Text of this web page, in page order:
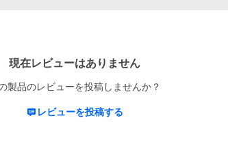
現在レビューはありません
製品のレビューを投稿しませんか？
レビューを投稿する